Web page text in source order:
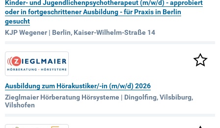
Kinder- und Jugendlichenpsychotherapeut (m/w/d) - approbiert
oder in fortgeschrittener Ausbildung - für Praxis in Berlin
gesucht
KJP Wegener | Berlin, Kaiser-Wilhelm-Straße 14
Ausbildung zum Hörakustiker/-in (m/w/d) 2026
Zieglmaier Hörberatung Hörsysteme | Dingolfing, Vilsbiburg,
Vilshofen